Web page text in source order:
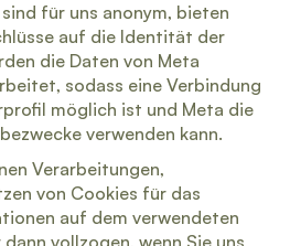
für uns anonym, bieten
auf die Identität der
die Daten von Meta
sodass eine Verbindung
möglich ist und Meta die
verwenden kann.
Verarbeitungen,
von Cookies für das
auf dem verwendeten
vollzogen, wenn Sie uns